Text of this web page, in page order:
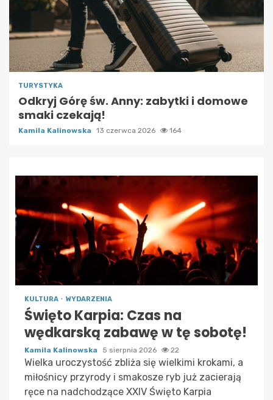
TURYSTYKA
Odkryj Górę św. Anny: zabytki i domowe
smaki czekają!
Kamila Kalinowska 13 czerwca 2026 164
KULTURA WYDARZENIA
Święto Karpia: Czas na
wędkarską zabawę w tę sobotę!
Kamila Kalinowska 5 sierpnia 2026 22
Wielka uroczystość zbliża się wielkimi krokami, a
miłośnicy przyrody i smakosze ryb już zacierają
ręce na nadchodzące XXIV Święto Karpia